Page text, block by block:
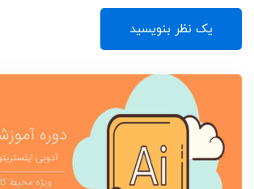
یک نظر بنویسید